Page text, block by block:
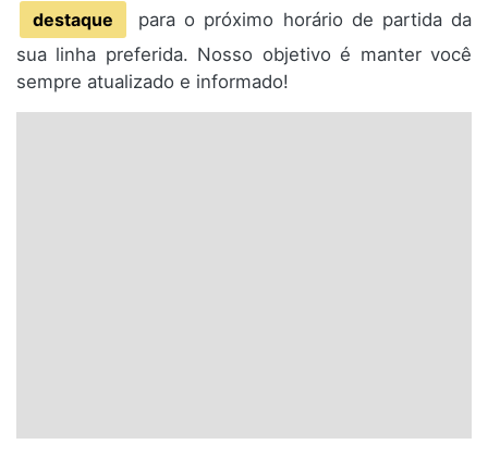
destaque
para o próximo horário de partida da
sua linha preferida. Nosso objetivo é manter você
sempre atualizado e informado!